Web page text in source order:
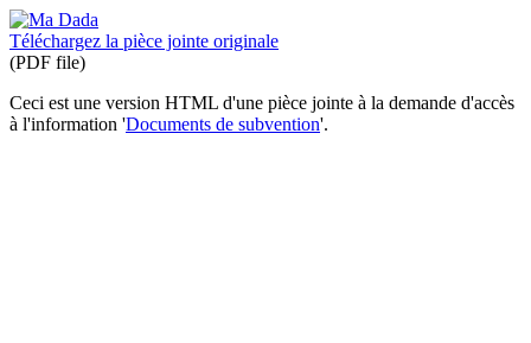
Téléchargez la pièce jointe originale
(PDF file)
Ceci est une version HTML d'une pièce jointe à la demande d'accès
à l'information 'Documents de subvention'.